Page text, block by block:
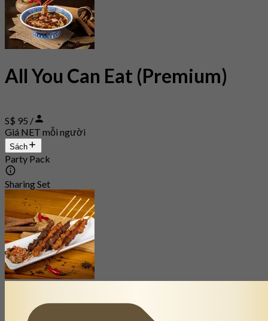
All You Can Eat (Premium)
S$ 95 /
Giá NET mỗi người
Sách
Party Pack
Sharing Set